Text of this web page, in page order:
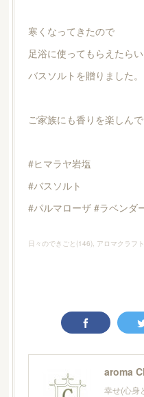
寒くなってきたので
足浴に使ってもらえたらい
バスソルトを贈りました。
ご家族にも香りを楽しん
#ヒマラヤ岩塩
#バスソルト
#パルマローザ #ラベンダ
日々のできごと (146) アロマクラフト
aroma
幸せ(心身